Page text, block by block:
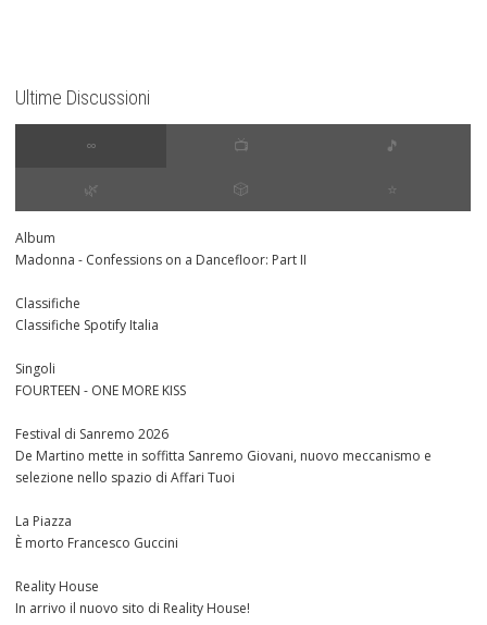
Ultime Discussioni
∞ 📺 🎵
🌿 🎲 ⭐️
Album
Madonna - Confessions on a Dancefloor: Part II
Classifiche
Classifiche Spotify Italia
Singoli
FOURTEEN - ONE MORE KISS
Festival di Sanremo 2026
De Martino mette in soffitta Sanremo Giovani, nuovo meccanismo e
selezione nello spazio di Affari Tuoi
La Piazza
È morto Francesco Guccini
Reality House
In arrivo il nuovo sito di Reality House!